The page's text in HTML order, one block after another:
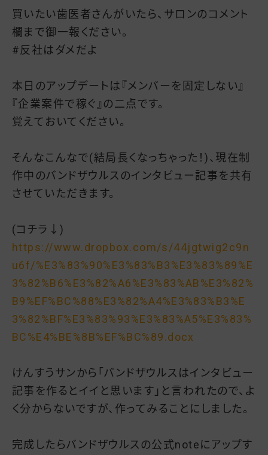
買いたい歯医者さんがいたら、サロンのコメント
欄まで御一報ください。
#反社はダメだよ
本日のアップデートは『メンバーを固定しない』
『企業案件で稼ぐ』の二点です。
覚えておいてください。
そんなこんなで(結局長くなっちゃった！)、現在制
作中のバンドザウルスのインタビュー記事を共有
させていただきます。
(コチラ↓)
https://www.dropbox.com/s/44jgtwig2c9n
u6f/%E3%83%90%E3%83%B3%E3%83%89%E
3%82%B6%E3%82%A6%E3%83%AB%E3%82%
B9%EF%BC%88%E3%82%A4%E3%83%B3%E
3%82%BF%E3%83%93%E3%83%A5%E3%83%
BC%E4%BE%8B%EF%BC%89.docx
けんすうサンから「バンドザウルスはインタビュー
記事を作るとイイと思います」と言われたので、よ
く分からないですが、作ってみることにしました。
完成したらバンドザウルスの公式noteにアップす